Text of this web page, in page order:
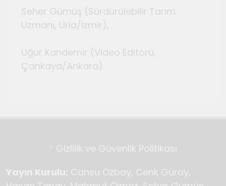
Seher Gümüş (Sürdürülebilir Tarım
Uzmanı, Urla/İzmir),
Uğur Kandemir (Video Editörü,
Çankaya/Ankara)
Gizlilik ve Güvenlik Politikası
Yayın Kurulu: Cansu Özbay, Cenk Güray,